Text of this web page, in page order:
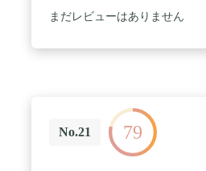
まだレビューはありません
No.21 79